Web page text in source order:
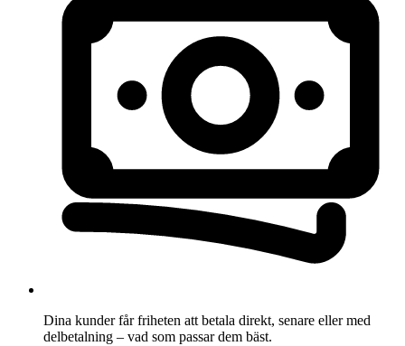
Dina kunder får friheten att betala direkt, senare eller med
delbetalning – vad som passar dem bäst.